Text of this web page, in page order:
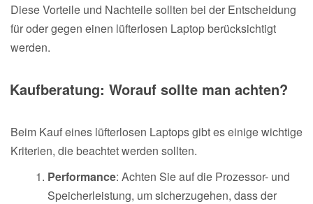
Diese Vorteile und Nachteile sollten bei der Entscheidung
für oder gegen einen lüfterlosen Laptop berücksichtigt
werden.
Kaufberatung: Worauf sollte man achten?
Beim Kauf eines lüfterlosen Laptops gibt es einige wichtige
Kriterien, die beachtet werden sollten.
Performance: Achten Sie auf die Prozessor- und
Speicherleistung, um sicherzugehen, dass der